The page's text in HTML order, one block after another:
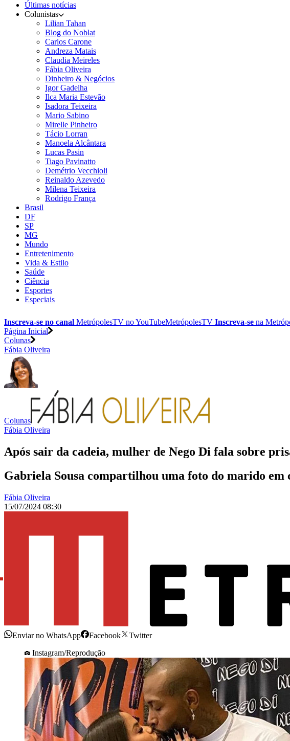
Últimas notícias
Colunistas
Lilian Tahan
Blog do Noblat
Carlos Carone
Andreza Matais
Claudia Meireles
Fábia Oliveira
Dinheiro & Negócios
Igor Gadelha
Ilca Maria Estevão
Isadora Teixeira
Mario Sabino
Mirelle Pinheiro
Tácio Lorran
Manoela Alcântara
Lucas Pasin
Tiago Pavinatto
Demétrio Vecchioli
Reinaldo Azevedo
Milena Teixeira
Rodrigo França
Brasil
DF
SP
MG
Mundo
Entretenimento
Vida & Estilo
Saúde
Ciência
Esportes
Especiais
Inscreva-se no canal MetrópolesTV noYouTubeMetrópolesTV Inscreva-se na
Página Inicial
Colunas
Fábia Oliveira
Colunas
Fábia Oliveira
Após sair da cadeia, mulher de Nego Di fala sobre
Gabriela Sousa compartilhou uma foto do marido em
Fábia Oliveira
15/07/2024 08:30
Enviar no WhatsApp Facebook
Twitter
Instagram/Reprodução